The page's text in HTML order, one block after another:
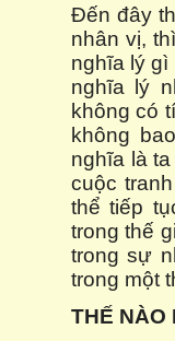
Đến đây
nhân vị,
nghĩa lý gì
nghĩa lý
không có
không
nghĩa là
cuộc
thể tiếp
trong thế
trong sự
trong một
THẾ NÀO